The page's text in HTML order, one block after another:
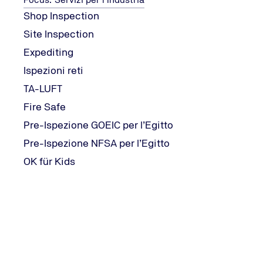
Shop Inspection
Site Inspection
Expediting
Ispezioni reti
TA-LUFT
Fire Safe
Pre-Ispezione GOEIC per l’Egitto
Pre-Ispezione NFSA per l’Egitto
OK für Kids
Sede Centrale
Tel.: +39
0331
info@tuev-
nord.it
Send Email